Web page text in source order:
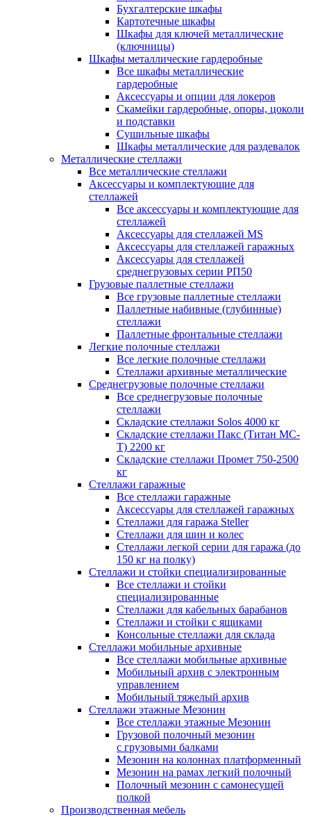
Бухгалтерские шкафы
Картотечные шкафы
Шкафы для ключей металлические
(ключницы)
Шкафы металлические гардеробные
Все шкафы металлические
гардеробные
Аксессуары и опции для локеров
Скамейки гардеробные, опоры, цоколи
и подставки
Сушильные шкафы
Шкафы металлические для раздевалок
Металлические стеллажи
Все металлические стеллажи
Аксессуары и комплектующие для
стеллажей
Все аксессуары и комплектующие для
стеллажей
Аксессуары для стеллажей MS
Аксессуары для стеллажей гаражных
Аксессуары для стеллажей
среднегрузовых серии РП50
Грузовые паллетные стеллажи
Все грузовые паллетные стеллажи
Паллетные набивные (глубинные)
стеллажи
Паллетные фронтальные стеллажи
Легкие полочные стеллажи
Все легкие полочные стеллажи
Стеллажи архивные металлические
Среднегрузовые полочные стеллажи
Все среднегрузовые полочные
стеллажи
Складские стеллажи Solos 4000 кг
Складские стеллажи Пакс (Титан МС-
Т) 2200 кг
Складские стеллажи Промет 750-2500
кг
Стеллажи гаражные
Все стеллажи гаражные
Аксессуары для стеллажей гаражных
Стеллажи для гаража Steller
Стеллажи для шин и колес
Стеллажи легкой серии для гаража (до
150 кг на полку)
Стеллажи и стойки специализированные
Все стеллажи и стойки
специализированные
Стеллажи для кабельных барабанов
Стеллажи и стойки с ящиками
Консольные стеллажи для склада
Стеллажи мобильные архивные
Все стеллажи мобильные архивные
Мобильный архив с электронным
управлением
Мобильный тяжелый архив
Стеллажи этажные Мезонин
Все стеллажи этажные Мезонин
Грузовой полочный мезонин
с грузовыми балками
Мезонин на колоннах платформенный
Мезонин на рамах легкий полочный
Полочный мезонин с самонесущей
полкой
Производственная мебель